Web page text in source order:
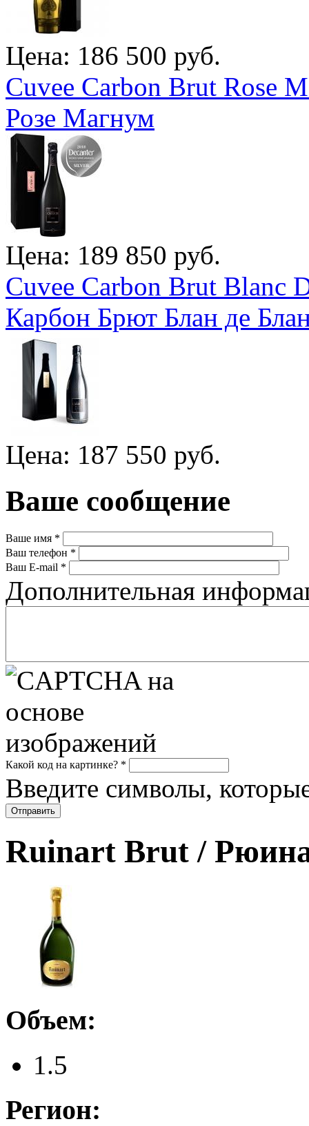
Цена: 186 500 руб.
Cuvee Carbon Brut Rose
Розе Магнум
Цена: 189 850 руб.
Cuvee Carbon Brut Blanc
Карбон Брют Блан де
Цена: 187 550 руб.
Ваше сообщение
Ваше имя *
Ваш телефон *
Ваш E-mail *
Дополнительная
Какой код на картинке? *
Введите символы,
Ruinart Brut /
Объем:
1.5
Регион: